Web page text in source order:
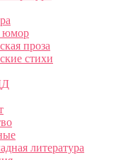
юмор
проза
стихи
литература